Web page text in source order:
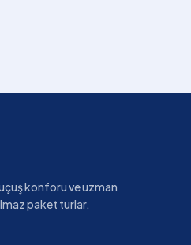
konforu ve uzman
paket turlar.